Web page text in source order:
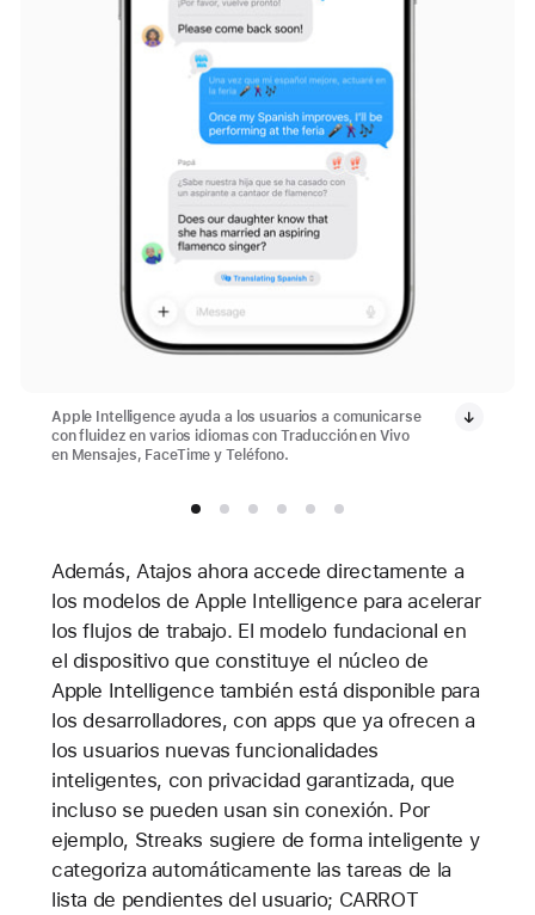
Apple Intelligence ayuda a los usuarios a comunicarse
con fluidez en varios idiomas con Traducción en Vivo
en Mensajes, FaceTime y Teléfono.
Además, Atajos ahora accede directamente a
los modelos de Apple Intelligence para acelerar
los flujos de trabajo. El modelo fundacional en
el dispositivo que constituye el núcleo de
Apple Intelligence también está disponible para
los desarrolladores, con apps que ya ofrecen a
los usuarios nuevas funcionalidades
inteligentes, con privacidad garantizada, que
incluso se pueden usan sin conexión. Por
ejemplo, Streaks sugiere de forma inteligente y
categoriza automáticamente las tareas de la
lista de pendientes del usuario; CARROT